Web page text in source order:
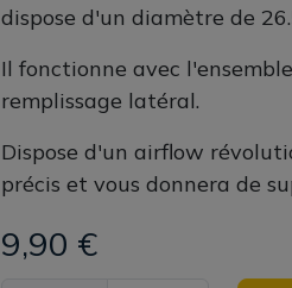
dispose d'un diamètre de
Il fonctionne avec
remplissage latéral.
Dispose d'un airflow
précis et vous donnera de
9,90 €